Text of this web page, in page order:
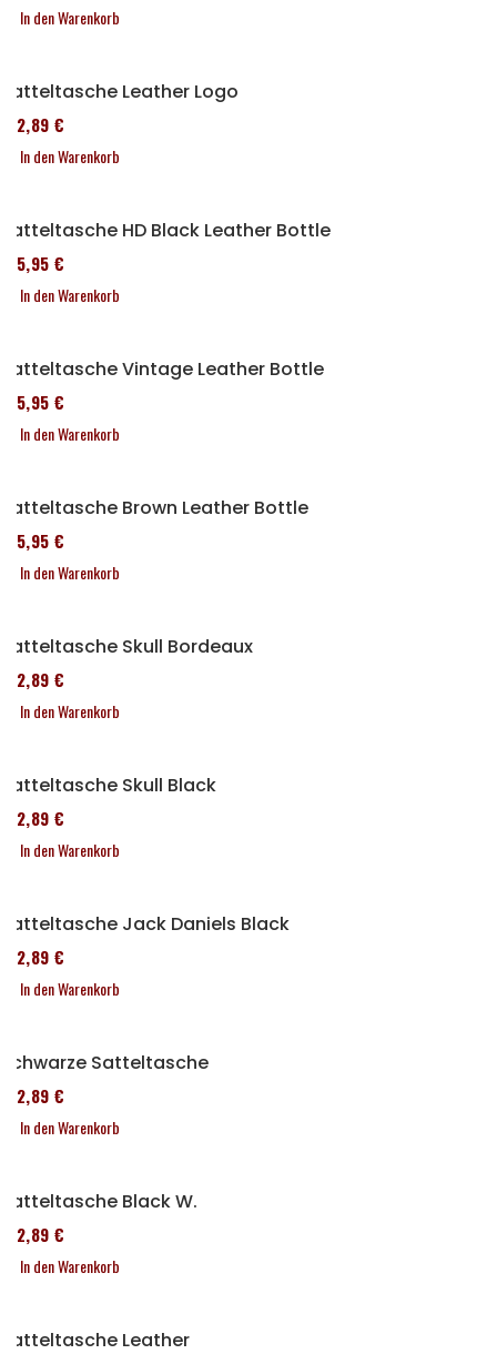
In den Warenkorb
Satteltasche Leather Logo
152,89 €
In den Warenkorb
Satteltasche HD Black Leather Bottle
185,95 €
In den Warenkorb
Satteltasche Vintage Leather Bottle
185,95 €
In den Warenkorb
Satteltasche Brown Leather Bottle
185,95 €
In den Warenkorb
Satteltasche Skull Bordeaux
152,89 €
In den Warenkorb
Satteltasche Skull Black
152,89 €
In den Warenkorb
Satteltasche Jack Daniels Black
152,89 €
In den Warenkorb
Schwarze Satteltasche
152,89 €
In den Warenkorb
Satteltasche Black W.
152,89 €
In den Warenkorb
Satteltasche Leather